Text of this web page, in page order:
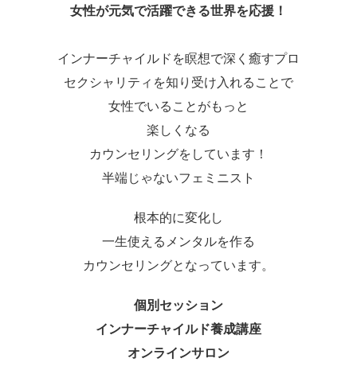
女性が元気で活躍できる世界を応援！
インナーチャイルドを瞑想で深く癒すプロ
セクシャリティを知り受け入れることで
女性でいることがもっと
楽しくなる
カウンセリングをしています！
半端じゃないフェミニスト
根本的に変化し
一生使えるメンタルを作る
カウンセリングとなっています。
個別セッション
インナーチャイルド養成講座
オンラインサロン